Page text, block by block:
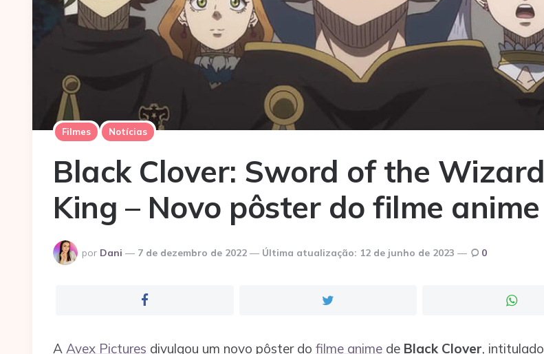
Filmes Notícias
Black Clover: Sword of the Wizard
King – Novo pôster do filme anime
Postado
por
por Dani 7 de dezembro de 2022 Última atualização: 12 de junho de 2023 0
A Avex Pictures divulgou um novo pôster do filme anime de Black Clover, intitulado